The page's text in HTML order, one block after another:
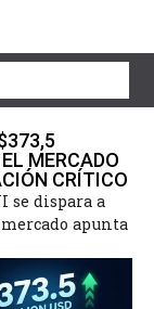
MERCADO
CRÍTICO
se dispara a
apunta